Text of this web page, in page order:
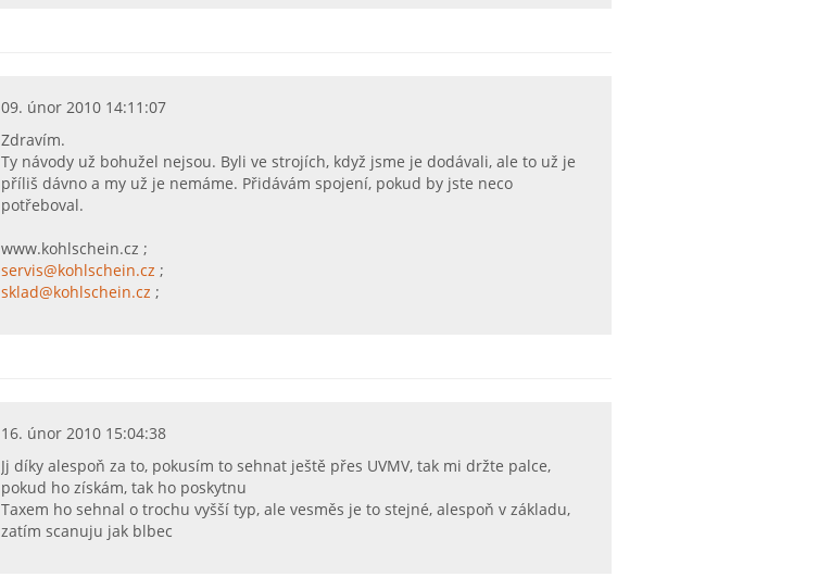
09. únor 2010 14:11:07
Zdravím.
Ty návody už bohužel nejsou. Byli ve strojích, když jsme je dodávali, ale to už je
příliš dávno a my už je nemáme. Přidávám spojení, pokud by jste neco
potřeboval.
www.kohlschein.cz ;
servis@kohlschein.cz ;
sklad@kohlschein.cz ;
16. únor 2010 15:04:38
Jj díky alespoň za to, pokusím to sehnat ještě přes UVMV, tak mi držte palce,
pokud ho získám, tak ho poskytnu
Taxem ho sehnal o trochu vyšší typ, ale vesměs je to stejné, alespoň v základu,
zatím scanuju jak blbec